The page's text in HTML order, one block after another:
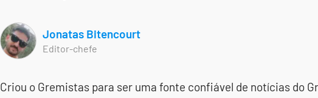
Jonatas Bitencourt
Editor-chefe
Criou o Gremistas para ser uma fonte confiável de notícias do